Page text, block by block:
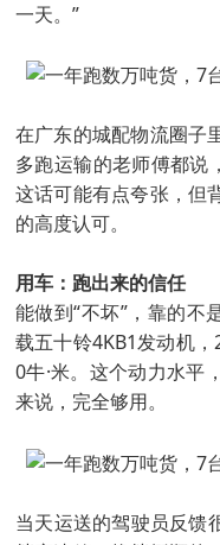
一天。”
在广东的城配物流圈子
多跑运输的老师傅都说
这话可能有点夸张，但
的高度认可。
用车：跑出来的信任
能做到“不坏”，靠的不
载五十铃4KB1发动机
0牛·米。这个动力水平
来说，完全够用。
当天运送的驾驶员反馈